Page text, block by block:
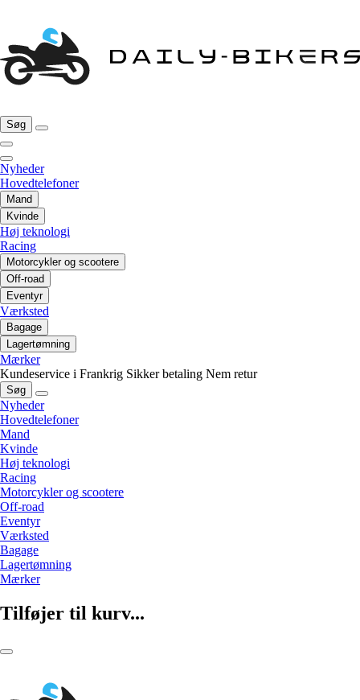
Søg
Nyheder
Hovedtelefoner
Mand
Kvinde
Høj teknologi
Racing
Motorcykler og scootere
Off-road
Eventyr
Værksted
Bagage
Lagertømning
Mærker
Kundeservice i Frankrig Sikker betaling Nem retur
Søg
Nyheder
Hovedtelefoner
Mand
Kvinde
Høj teknologi
Racing
Motorcykler og scootere
Off-road
Eventyr
Værksted
Bagage
Lagertømning
Mærker
Tilføjer til kurv...